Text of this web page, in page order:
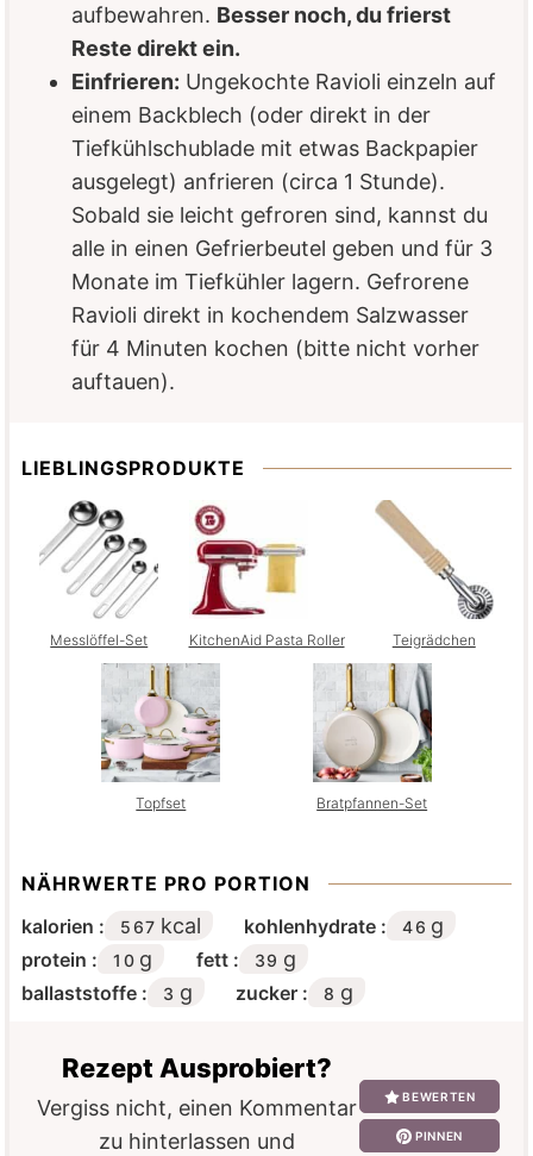
aufbewahren. Besser noch, du frierst
Reste direkt ein.
Einfrieren: Ungekochte Ravioli einzeln auf
einem Backblech (oder direkt in der
Tiefkühlschublade mit etwas Backpapier
ausgelegt) anfrieren (circa 1 Stunde).
Sobald sie leicht gefroren sind, kannst du
alle in einen Gefrierbeutel geben und für 3
Monate im Tiefkühler lagern. Gefrorene
Ravioli direkt in kochendem Salzwasser
für 4 Minuten kochen (bitte nicht vorher
auftauen).
LIEBLINGSPRODUKTE
Messlöffel-Set KitchenAid Pasta Roller Teigrädchen
Topfset Bratpfannen-Set
NÄHRWERTE PRO PORTION
kalorien :
567 kcal kohlenhydrate : 46 g
protein : 10 g fett : 39 g
ballaststoffe : 3 g zucker : 8 g
Rezept Ausprobiert?
Vergiss nicht, einen Kommentar
zu hinterlassen und
BEWERTEN
PINNEN